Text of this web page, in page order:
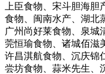
上臣食物、宋斗胆海
食物、闽南水产、湖北
广州尚好莱食物、泉城
莞恒瑜食物、诸城佰滋
许昌淇航食物、沉庆锦
尝坊食物、蒜米先生、